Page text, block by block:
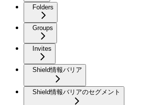
Folders
Groups
Invites
Shield情報バリア
Shield情報バリアのセグメント